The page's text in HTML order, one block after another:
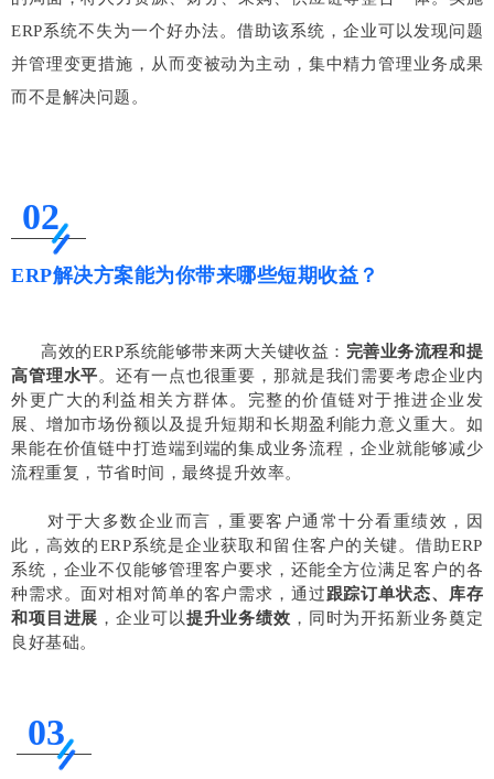
ERP系统不失为一个好办法。借助该系统，企业可以发现问题
并管理变更措施，从而变被动为主动，集中精力管理业务成果
而不是解决问题。
02
ERP解决方案能为你带来哪些短期收益？
高效的ERP系统能够带来两大关键收益： 完善业务流程和提
高管理水平。还有一点也很重要，那就是我们需要考虑企业内
外更广大的利益相关方群体。完整的价值链对于推进企业发
展、增加市场份额以及提升短期和长期盈利能力意义重大。如
果能在价值链中打造端到端的集成业务流程，企业就能够减少
流程重复，节省时间，最终提升效率。
对于大多数企业而言，重要客户通常十分看重绩效，因
此，高效的ERP系统是企业获取和留住客户的关键。借助ERP
系统，企业不仅能够管理客户要求，还能全方位满足客户的各
种需求。面对相对简单的客户需求，通过跟踪订单状态、库存
和项目进展 ，企业可以提升业务绩效 ，同时为开拓新业务奠定
良好基础。
03